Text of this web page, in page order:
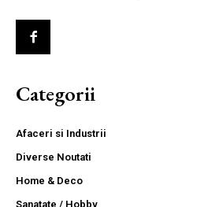
Categorii
Afaceri si Industrii
Diverse Noutati
Home & Deco
Sanatate / Hobby